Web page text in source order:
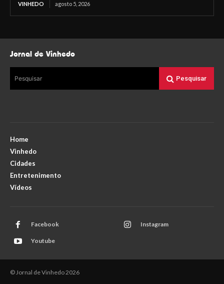
VINHEDO agosto 5, 2026
Jornal de Vinhedo
Pesquisar Pesquisar
Home
Vinhedo
Cidades
Entretenimento
Vídeos
Facebook Instagram
Youtube
© Jornal de Vinhedo 2026